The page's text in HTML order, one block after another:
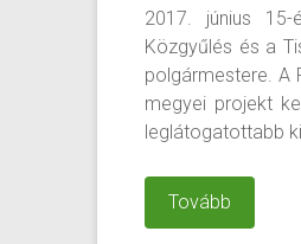
2017. június 15-
Közgyűlés és a
polgármestere. A
megyei projekt
leglátogatottabb
Tovább